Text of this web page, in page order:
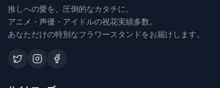
推しへの愛を、圧倒的なカタチに。
アニメ・声優・アイドルの祝花実績多数。
あなただけの特別なフラワースタンドをお届けします。